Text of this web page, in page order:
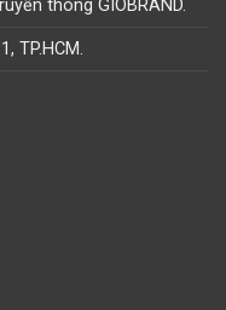
thông GIOBRAND.
TP.HCM.